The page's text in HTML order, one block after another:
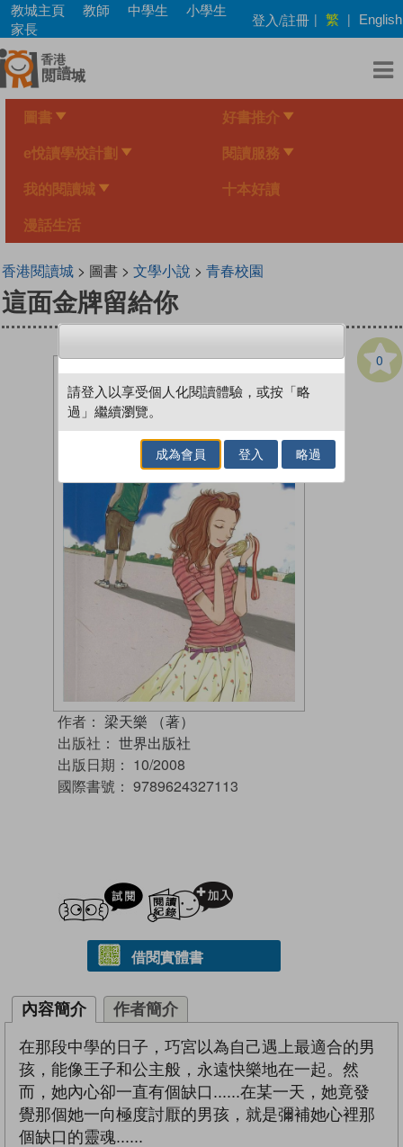
Skip
main
content
教城主頁 教師 中學生
小學生
家長
登入/註冊 | 繁 | English
圖書 好書推介
e悅讀學校計劃 閱讀服務
我的閱讀城 十本好讀
漫話生活
香港閱讀城> 圖書 > 文學小說 > 青春校園
這面金牌留給你
0
作者： 梁天樂 （著）
出版社： 世界出版社
出版日期： 10/2008
國際書號： 9789624327113
試閲
借閱實體書
內容簡介 作者簡介
在那段中學的日子，巧宮以為自己遇上最適合的男
孩，能像王子和公主般，永遠快樂地在一起。然
而，她內心卻一直有個缺口......在某一天，她竟發
覺那個她一向極度討厭的男孩，就是彌補她心裡那
個缺口的靈魂......
請登入以享受個人化閱讀體驗，或按「略
過」繼續瀏覽。
成為會員 登入 略過